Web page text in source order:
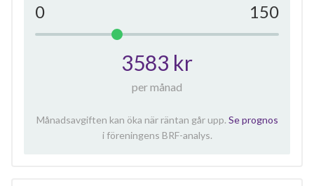
0 150
3583 kr
per månad
Månadsavgiften kan öka när räntan går upp. Se prognos
i föreningens BRF-analys.